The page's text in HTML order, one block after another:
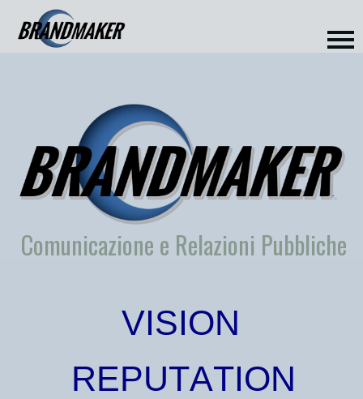
VISION
REPUTATION
Comunicazione e Relazioni Pubbliche